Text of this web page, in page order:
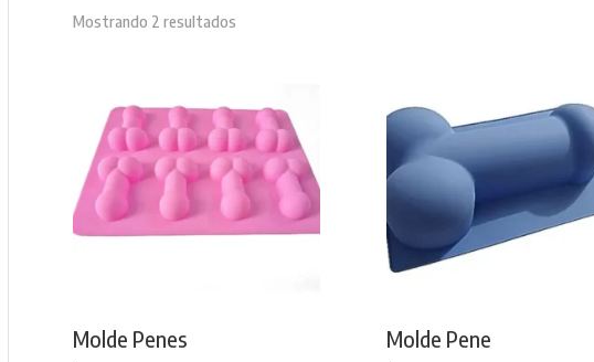
Mostrando 2 resultadosSorted
Molde Penes Molde Pene